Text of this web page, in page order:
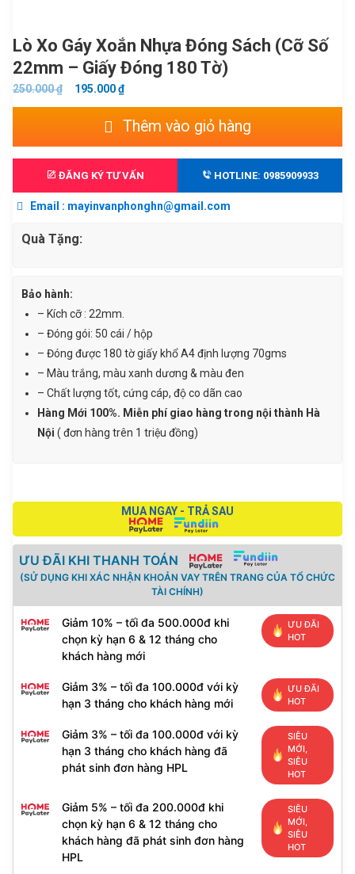
Lò Xo Gáy Xoắn Nhựa Đóng Sách (Cỡ Số
22mm – Giấy Đóng 180 Tờ)
250.000₫
GIÁ
GỐC
250.000 ₫.
195.000₫GIÁ
HIỆN
TẠI
LÀ:
195.000 ₫.
nhựa
sách
22mm
giấy
đóng
180
tờ)
lượng
Thêm vào giỏ hàng
ĐĂNG KÝ TƯ VẤN HOTLINE: 0985909933
Email : mayinvanphonghn@gmail.com
Quà Tặng:
Bảo hành:
– Kích cỡ : 22mm.
– Đóng gói: 50 cái / hộp
– Đóng được 180 tờ giấy khổ A4 định lượng 70gms
– Màu trắng, màu xanh dương & màu đen
– Chất lượng tốt, cứng cáp, độ co dãn cao
Hàng Mới 100%. Miễn phí giao hàng trong nội thành Hà
Nội ( đơn hàng trên 1 triệu đồng)
MUA NGAY - TRẢ SAU
ƯU ĐÃI KHI THANH TOÁN
(SỬ DỤNG KHI XÁC NHẬN KHOẢN VAY TRÊN TRANG CỦA TỔ CHỨC
TÀI CHÍNH)
Giảm 10% – tối đa 500.000đ khi
chọn kỳ hạn 6 & 12 tháng cho
khách hàng mới
ƯU ĐÃI
HOT
Giảm 3% – tối đa 100.000đ với kỳ
hạn 3 tháng cho khách hàng mới
ƯU ĐÃI
HOT
Giảm 3% – tối đa 100.000đ với kỳ
hạn 3 tháng cho khách hàng đã
phát sinh đơn hàng HPL
SIÊU
MỚI,
SIÊU
HOT
Giảm 5% – tối đa 200.000đ khi
chọn kỳ hạn 6 & 12 tháng cho
khách hàng đã phát sinh đơn hàng
HPL
SIÊU
MỚI,
SIÊU
HOT